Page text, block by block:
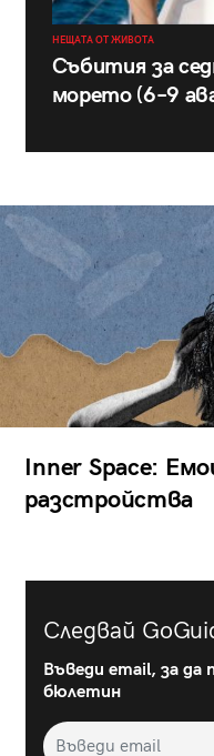
НЕЩАТА ОТ ЖИВОТА
Събития за
морето (6–9
Inner Space:
разстройства
Следвай
Въведи email, за да
бюлетин